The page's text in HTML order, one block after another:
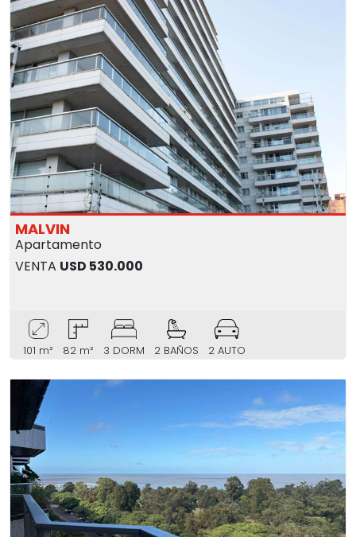
MALVIN
Apartamento
VENTA USD 530.000
101 m² 82 m² 3 DORM 2 BAÑOS 2 AUTO